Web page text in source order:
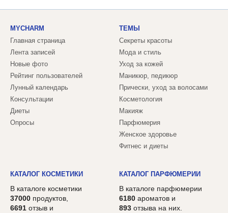
MYCHARM
Главная страница
Лента записей
Новые фото
Рейтинг пользователей
Лунный календарь
Консультации
Диеты
Опросы
ТЕМЫ
Секреты красоты
Мода и стиль
Уход за кожей
Маникюр, педикюр
Прически, уход за волосами
Косметология
Макияж
Парфюмерия
Женское здоровье
Фитнес и диеты
КАТАЛОГ КОСМЕТИКИ
В каталоге косметики
37000 продуктов,
6691 отзыв и
КАТАЛОГ ПАРФЮМЕРИИ
В каталоге парфюмерии
6180 ароматов и
893 отзыва на них.